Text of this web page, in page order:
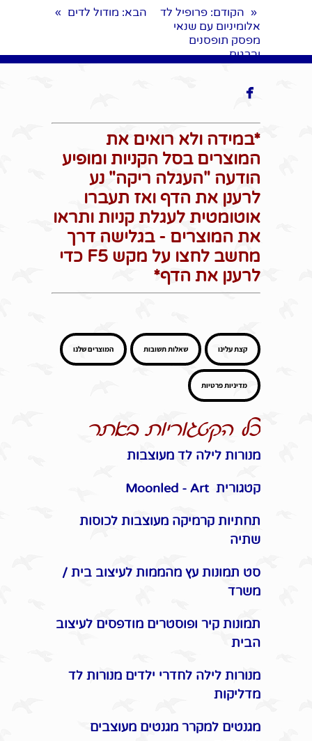
ארונות, שולחן
עבודה
ארונות, שולחן
« הקודם: פרופיל לד
אלומיניום עם שנאי
מפסק תופסנים
וברגים
הבא: מודול לדים »

*במידה ולא רואים את
המוצרים בסל הקניות ומופיע
הודעה "העגלה ריקה" נע
לרענן את הדף ואז תעברו
אוטומטית לעגלת קניות ותראו
את המוצרים - בגלישה דרך
מחשב לחצו על מקש F5 כדי
לרענן את הדף*
קצת עלינו שאלות תשובות המוצרים שלנו
מדיניות פרטיות
כל הקטגוריות באתר
מנורות לילה לד מעוצבות
קטגורית Moonled - Art
תחתיות קרמיקה מעוצבות לכוסות
שתיה
סט תמונות עץ מהממות לעיצוב בית /
משרד
תמונות קיר ופוסטרים מודפסים לעיצוב
הבית
מנורות לילה לחדרי ילדים מנורות לד
מדליקות
מגנטים למקרר מגנטים מעוצבים